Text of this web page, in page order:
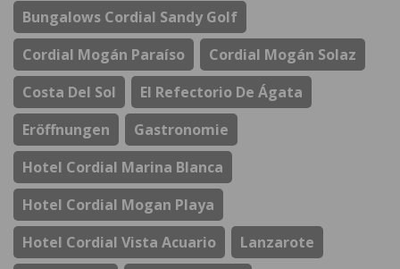
Bungalows Cordial Sandy Golf
Cordial Mogán Paraíso
Cordial Mogán Solaz
Costa Del Sol
El Refectorio De Ágata
Eröffnungen
Gastronomie
Hotel Cordial Marina Blanca
Hotel Cordial Mogan Playa
Hotel Cordial Vista Acuario
Lanzarote